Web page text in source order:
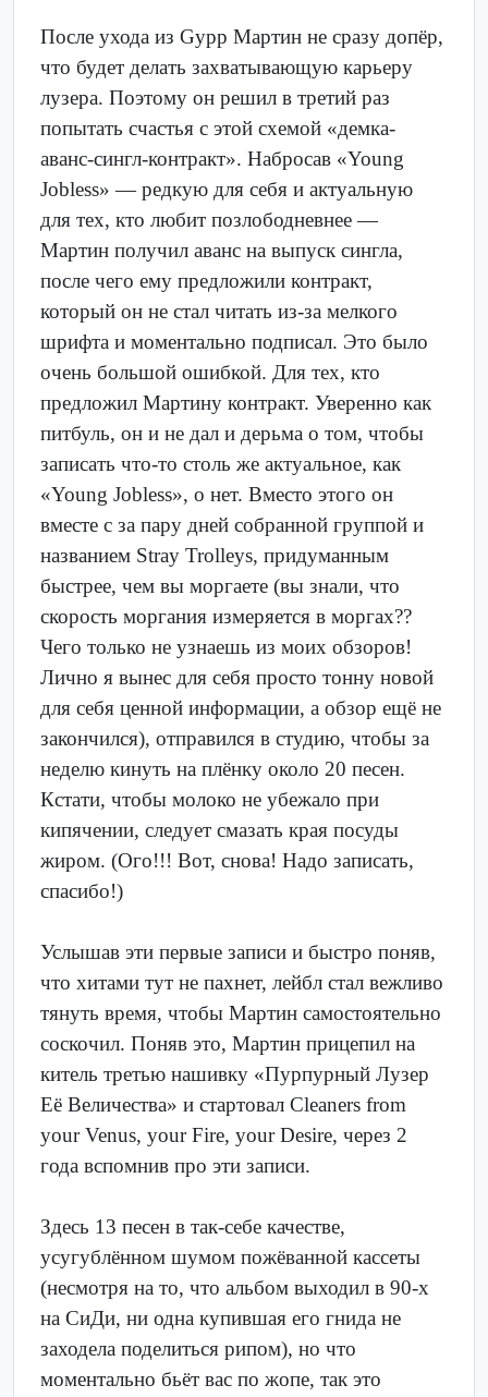
После ухода из Gypp Мартин не сразу допёр,
что будет делать захватывающую карьеру
лузера. Поэтому он решил в третий раз
попытать счастья с этой схемой «демка-
аванс-сингл-контракт». Набросав «Young
Jobless» — редкую для себя и актуальную
для тех, кто любит позлободневнее —
Мартин получил аванс на выпуск сингла,
после чего ему предложили контракт,
который он не стал читать из-за мелкого
шрифта и моментально подписал. Это было
очень большой ошибкой. Для тех, кто
предложил Мартину контракт. Уверенно как
питбуль, он и не дал и дерьма о том, чтобы
записать что-то столь же актуальное, как
«Young Jobless», о нет. Вместо этого он
вместе с за пару дней собранной группой и
названием Stray Trolleys, придуманным
быстрее, чем вы моргаете (вы знали, что
скорость моргания измеряется в моргах??
Чего только не узнаешь из моих обзоров!
Лично я вынес для себя просто тонну новой
для себя ценной информации, а обзор ещё не
закончился), отправился в студию, чтобы за
неделю кинуть на плёнку около 20 песен.
Кстати, чтобы молоко не убежало при
кипячении, следует смазать края посуды
жиром. (Ого!!! Вот, снова! Надо записать,
спасибо!)
Услышав эти первые записи и быстро поняв,
что хитами тут не пахнет, лейбл стал вежливо
тянуть время, чтобы Мартин самостоятельно
соскочил. Поняв это, Мартин прицепил на
китель третью нашивку «Пурпурный Лузер
Её Величества» и стартовал Cleaners from
your Venus, your Fire, your Desire, через 2
года вспомнив про эти записи.
Здесь 13 песен в так-себе качестве,
усугублённом шумом пожёванной кассеты
(несмотря на то, что альбом выходил в 90-х
на СиДи, ни одна купившая его гнида не
заходела поделиться рипом), но что
моментально бьёт вас по жопе, так это